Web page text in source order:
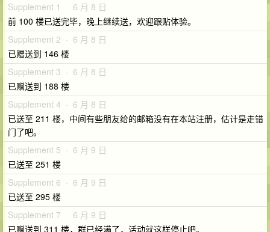
Supplement 1 · 6 月 8 日
前 100 楼已送完毕，晚上继续送，欢迎跟贴体验。
Supplement 2 · 6 月 8 日
已赠送到 146 楼
Supplement 3 · 6 月 8 日
已赠送到 188 楼
Supplement 4 · 6 月 8 日
已送至 211 楼，中间有些朋友给的邮箱没有在本站注册，估计是走错
门了吧。
Supplement 5 · 6 月 9 日
已送至 251 楼
Supplement 6 · 6 月 9 日
已送至 295 楼
Supplement 7 · 6 月 9 日
已赠送到 311 楼，群已经满了，活动就这样停止吧。